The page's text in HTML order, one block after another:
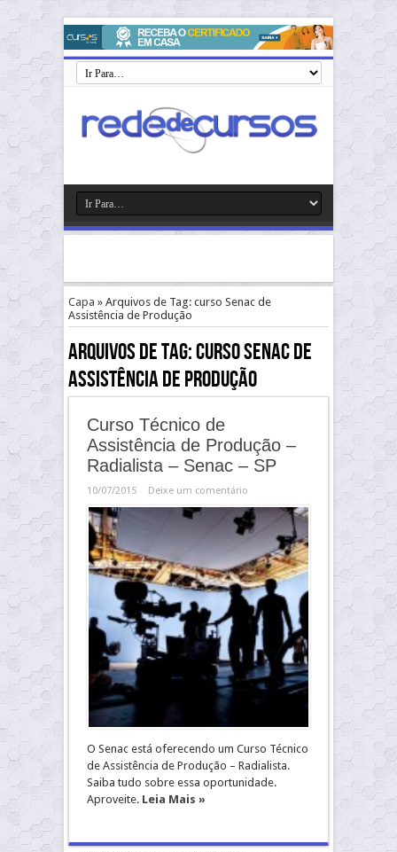
Capa » Arquivos de Tag: curso Senac de
Assistência de Produção
Arquivos de Tag:curso Senac de
Assistência de Produção
Curso Técnico de
Assistência de Produção –
Radialista – Senac – SP
10/07/2015 Deixe um comentário
O Senac está oferecendo um Curso Técnico
de Assistência de Produção – Radialista.
Saiba tudo sobre essa oportunidade.
Aproveite. Leia Mais »